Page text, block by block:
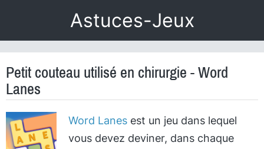
Astuces-Jeux
Petit couteau utilisé en chirurgie - Word
Lanes
Word Lanesest un jeu dans lequel
vous devez deviner, dans chaque